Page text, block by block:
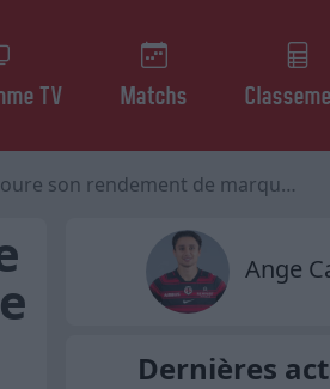
TV Matchs
son rendement de marqueur
Ange
Dernières